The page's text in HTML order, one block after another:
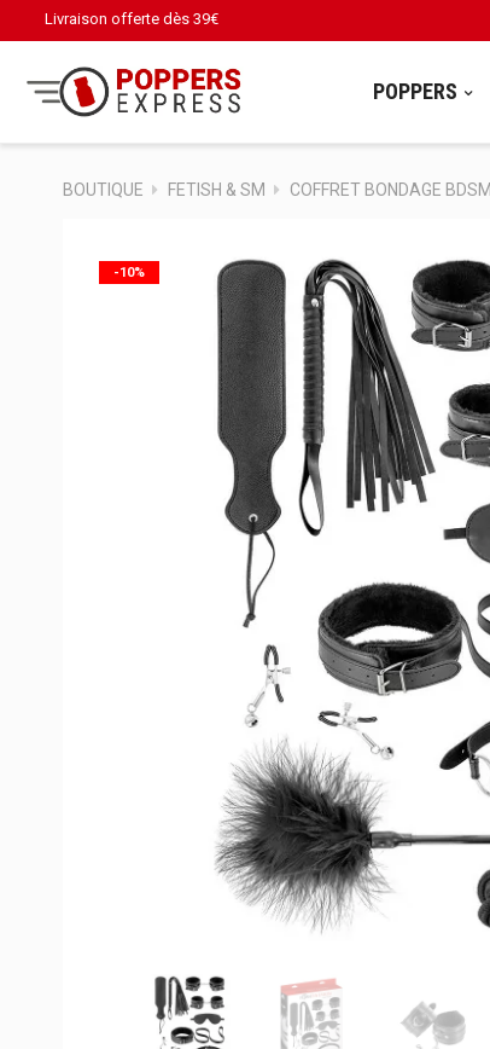
Livraison offerte dès 39€
POPPERS
BOUTIQUE FETISH & SM COFFRET BONDAGE
-10%